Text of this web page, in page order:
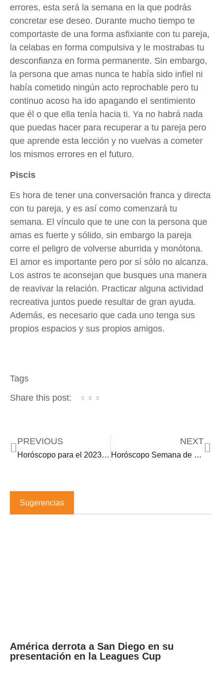
errores, esta será la semana en la que podrás
concretar ese deseo. Durante mucho tiempo te
comportaste de una forma asfixiante con tu pareja,
la celabas en forma compulsiva y le mostrabas tu
desconfianza en forma permanente. Sin embargo,
la persona que amas nunca te había sido infiel ni
había cometido ningún acto reprochable pero tu
continuo acoso ha ido apagando el sentimiento
que él o que ella tenía hacia ti. Ya no habrá nada
que puedas hacer para recuperar a tu pareja pero
que aprende esta lección y no vuelvas a cometer
los mismos errores en el futuro.
Piscis
Es hora de tener una conversación franca y directa
con tu pareja, y es así como comenzará tu
semana. El vínculo que te une con la persona que
amas es fuerte y sólido, sin embargo la pareja
corre el peligro de volverse aburrida y monótona.
El amor es importante pero por sí sólo no alcanza.
Los astros te aconsejan que busques una manera
de reavivar la relación. Practicar alguna actividad
recreativa juntos puede resultar de gran ayuda.
Además, es necesario que cada uno tenga sus
propios espacios y sus propios amigos.
Tags
Share this post:
PREVIOUS
Horóscopo para el 2023: Capricornio, Acuario y Piscis
NEXT
Horóscopo Semana de 1•9•23
Sugerencias
América derrota a San Diego en su
presentación en la Leagues Cup